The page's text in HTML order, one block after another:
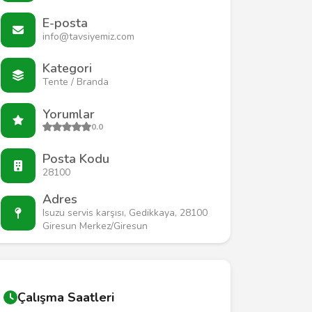
E-posta
info@tavsiyemiz.com
Kategori
Tente / Branda
Yorumlar
0.0
Posta Kodu
28100
Adres
Isuzu servis karşısı, Gedikkaya, 28100
Giresun Merkez/Giresun
Çalışma Saatleri